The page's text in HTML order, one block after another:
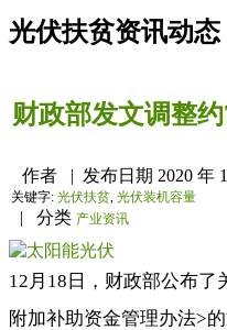
光伏扶贫资讯动态
财政部发文调整
作者 | 发布日期 2020 年
关键字: 光伏扶贫, 光伏装机容量
| 分类 产业资讯
12月18日，财政部公布
附加补助资金管理办法>